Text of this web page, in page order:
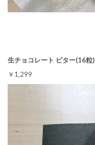
生チョコレート ビター(16粒)
￥1,299